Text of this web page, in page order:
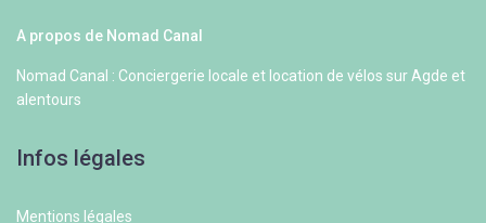
A propos de Nomad Canal
Nomad Canal : Conciergerie locale et location de vélos sur Agde et
alentours
Infos légales
Mentions légales